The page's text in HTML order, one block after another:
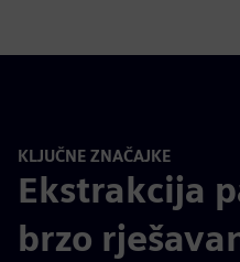
KLJUČNE ZNAČAJKE
Ekstrakcija
brzo